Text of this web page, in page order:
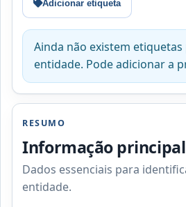
Adicionar etiqueta
Ainda não existem etiquetas
entidade. Pode adicionar a
RESUMO
Informação
Dados essenciais para
entidade.